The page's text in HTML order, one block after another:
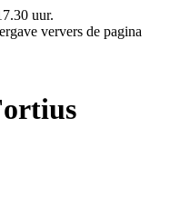
uur.
ververs de pagina